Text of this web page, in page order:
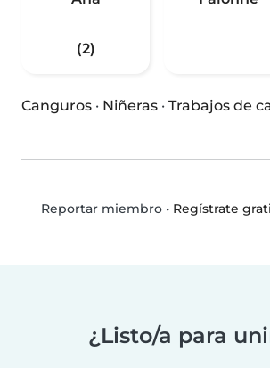
(2)
Canguros · Niñeras · Trabajos de
Reportar miembro• Regístrate
¿Listo/a para